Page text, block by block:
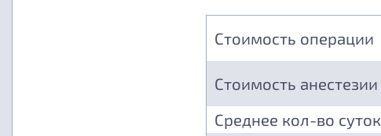
Стоимость операции
Стоимость анестезии
Среднее кол-во суток